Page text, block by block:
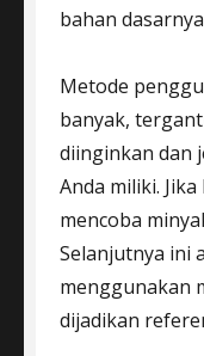
bahan
Metode
banyak,
diinginkan dan
Anda miliki.
mencoba
Selanjutnya ini
menggunakan
dijadikan